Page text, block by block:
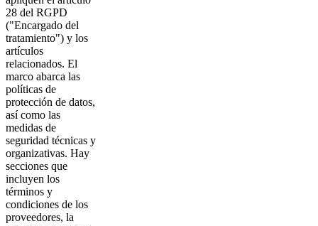
28 del RGPD
("Encargado del
tratamiento") y los
artículos
relacionados. El
marco abarca las
políticas de
protección de datos,
así como las
medidas de
seguridad técnicas y
organizativas. Hay
secciones que
incluyen los
términos y
condiciones de los
proveedores, la